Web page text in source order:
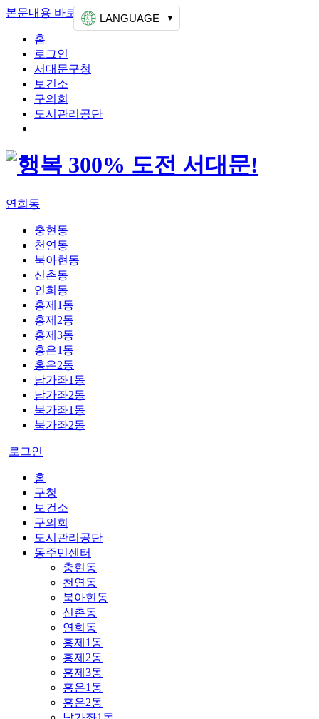
본문내용 바로가기 상단메뉴 가기
홈
로그인
서대문구청
보건소
구의회
도시관리공단
연희동
충현동
천연동
북아현동
신촌동
연희동
홍제1동
홍제2동
홍제3동
홍은1동
홍은2동
남가좌1동
남가좌2동
북가좌1동
북가좌2동
로그인
LANGUAGE
홈
구청
보건소
구의회
도시관리공단
동주민센터
충현동
천연동
북아현동
신촌동
연희동
홍제1동
홍제2동
홍제3동
홍은1동
홍은2동